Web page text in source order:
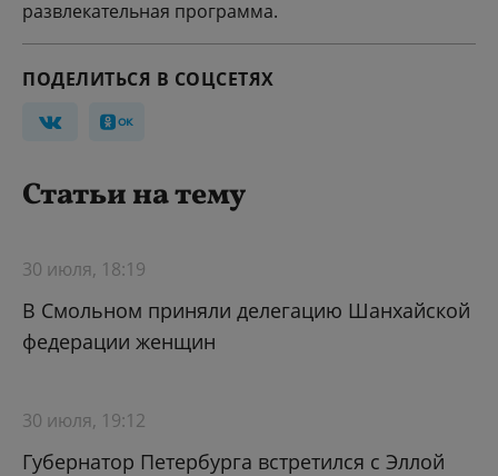
развлекательная программа.
ПОДЕЛИТЬСЯ В СОЦСЕТЯХ
Статьи на тему
30 июля, 18:19
В Смольном приняли делегацию Шанхайской
федерации женщин
30 июля, 19:12
Губернатор Петербурга встретился с Эллой